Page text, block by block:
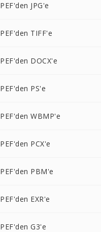
PEF'den JPG'e
PEF'den TIFF'e
PEF'den DOCX'e
PEF'den PS'e
PEF'den WBMP'e
PEF'den PCX'e
PEF'den PBM'e
PEF'den EXR'e
PEF'den G3'e